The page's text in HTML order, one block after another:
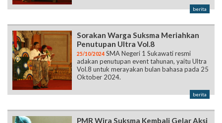
berita
Sorakan Warga Suksma Meriahkan
Penutupan Ultra Vol.8
25/10/2024 SMA Negeri 1 Sukawati resmi
adakan penutupan event tahunan, yaitu Ultra
Vol.8 untuk merayakan bulan bahasa pada 25
Oktober 2024.
berita
PMR Wira Suksma Kembali Gelar Aksi